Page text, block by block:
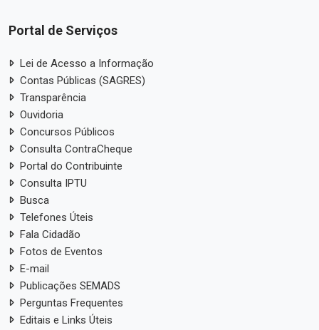
Portal de Serviços
Lei de Acesso a Informação
Contas Públicas (SAGRES)
Transparência
Ouvidoria
Concursos Públicos
Consulta ContraCheque
Portal do Contribuinte
Consulta IPTU
Busca
Telefones Úteis
Fala Cidadão
Fotos de Eventos
E-mail
Publicações SEMADS
Perguntas Frequentes
Editais e Links Úteis